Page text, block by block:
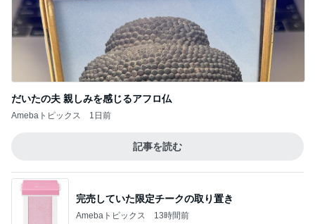
美容家がたどり着いた夏のインナー
Amebaトピックス 13時間前
Amebaトピックス 2日前
義母から出た斜め上からの発言
Amebaトピックス 2日前